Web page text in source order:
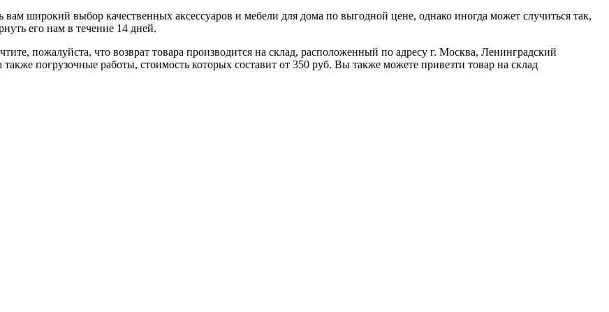
широкий выбор качественных аксессуаров и мебели для дома по выгодной цене, однако иногда может случиться так,
его нам в течение 14 дней.
пожалуйста, что возврат товара производится на склад, расположенный по адресу г. Москва, Ленинградский
погрузочные работы, стоимость которых составит от 350 руб. Вы также можете привезти товар на склад